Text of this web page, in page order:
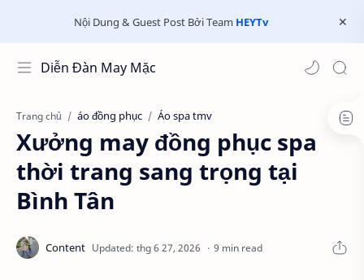
Nội Dung & Guest Post Bởi Team HEYTv
Diễn Đàn May Mặc
Trang chủ áo đồng phục Áo spa tmv
Xưởng may đồng phục spa
thời trang sang trọng tại
Bình Tân
9 min read